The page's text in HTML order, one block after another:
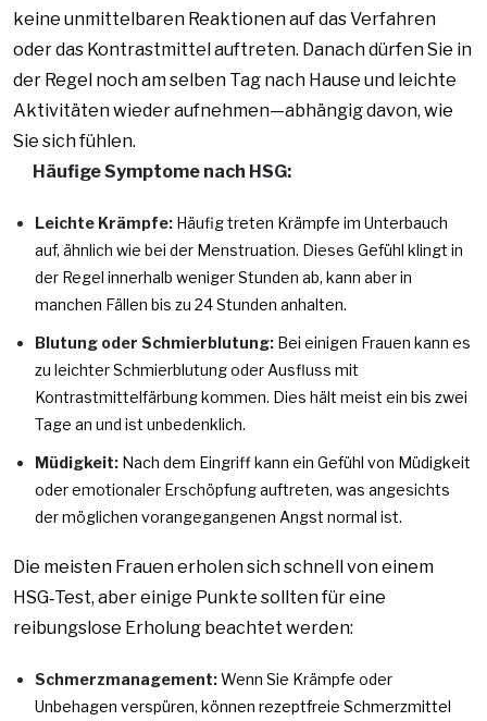
keine unmittelbaren Reaktionen auf das Verfahren
oder das Kontrastmittel auftreten. Danach dürfen Sie in
der Regel noch am selben Tag nach Hause und leichte
Aktivitäten wieder aufnehmen—abhängig davon, wie
Sie sich fühlen.
Häufige Symptome nach HSG:
Leichte Krämpfe: Häufig treten Krämpfe im Unterbauch
auf, ähnlich wie bei der Menstruation. Dieses Gefühl klingt in
der Regel innerhalb weniger Stunden ab, kann aber in
manchen Fällen bis zu 24 Stunden anhalten.
Blutung oder Schmierblutung: Bei einigen Frauen kann es
zu leichter Schmierblutung oder Ausfluss mit
Kontrastmittelfärbung kommen. Dies hält meist ein bis zwei
Tage an und ist unbedenklich.
Müdigkeit: Nach dem Eingriff kann ein Gefühl von Müdigkeit
oder emotionaler Erschöpfung auftreten, was angesichts
der möglichen vorangegangenen Angst normal ist.
Die meisten Frauen erholen sich schnell von einem
HSG‑Test, aber einige Punkte sollten für eine
reibungslose Erholung beachtet werden:
Schmerzmanagement:Wenn Sie Krämpfe oder
Unbehagen verspüren, können rezeptfreie Schmerzmittel